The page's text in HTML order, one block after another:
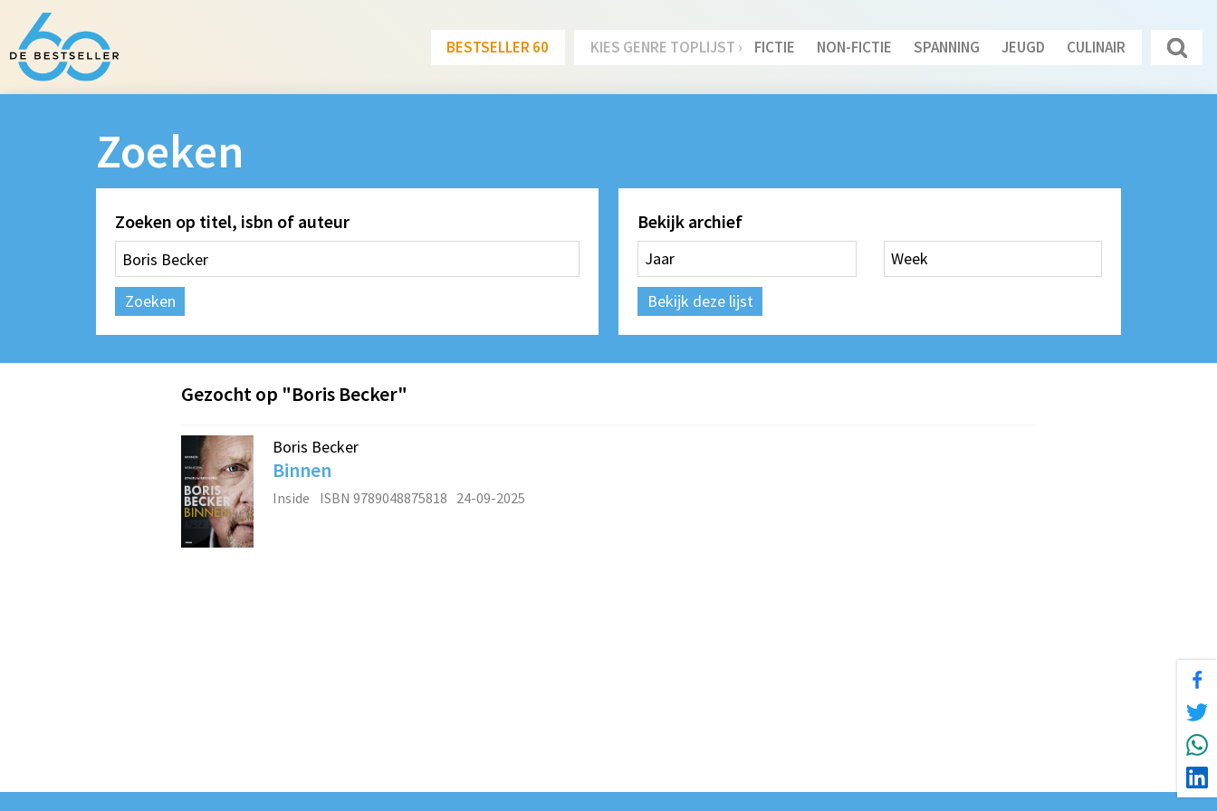
BESTSELLER 60 KIES GENRE TOPLIJST › FICTIE NON-FICTIE SPANNING JEUGD CULINAIR
Zoeken
Zoeken op titel, isbn of auteur
Zoeken
Bekijk archief
Bekijk deze lijst
Gezocht op "Boris Becker"
Boris Becker
Binnen
Inside ISBN 9789048875818 24-09-2025